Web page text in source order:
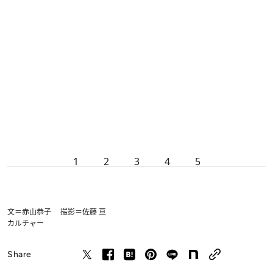
1 2 3 4 5
文＝赤山恭子 撮影＝佐藤 亘
カルチャー
Share